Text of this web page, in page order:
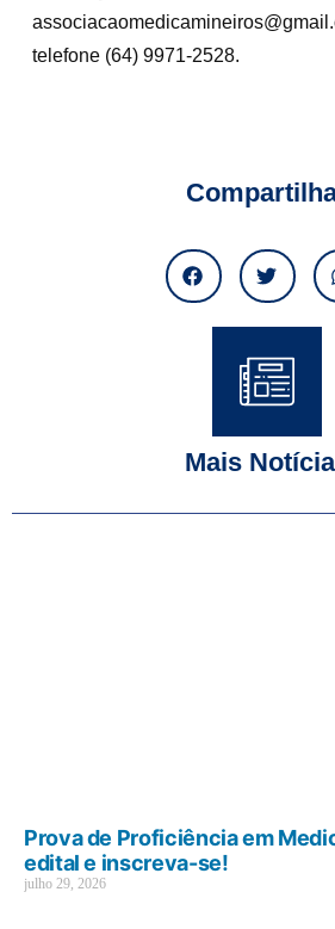
telefone (64) 9971-2528.
Mais
Prova de Proficiência em
edital e inscreva-se!
julho 29, 2026